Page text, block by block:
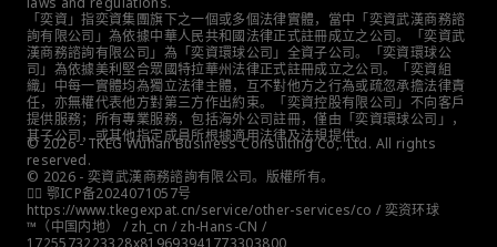
「奕資」指奕資集團旗下之一個或多個法律實體，當中「奕資武漢商務諮
詢有限公司」為依據中華人民共和國法律正式註冊成立之公司。「奕資武
漢商務諮詢有限公司」為「奕資環球公司」全資子公司。「奕資環球公
司」為依據美利堅合眾國特拉華州法律正式註冊成立之公司。「奕資組
織」中每一實體均為獨立法律主體，互不對他方之行為或疏忽承擔法律責
任，亦無權代表他方對第三方作出約束。「奕資控股有限公司」不向客戶
提供服務；所有專業服務，包括海外公司註冊，僅由「奕資環球公司」，
其子公司，或其他指定成員所根據適用法律及法規提供。
© 2026 - TKEG Wuhan Business Consulting Co,. Ltd. All rights
reserved.
© 2026 - 奕資武漢商務諮詢有限公司。版權所有。
👮‍♀️ 鄂ICP备2024071057号
https://www.tkegexpat.cn/service/other-services/co / 奕资环球
™（中国内地） / zh_cn / zh-Hans-CN /